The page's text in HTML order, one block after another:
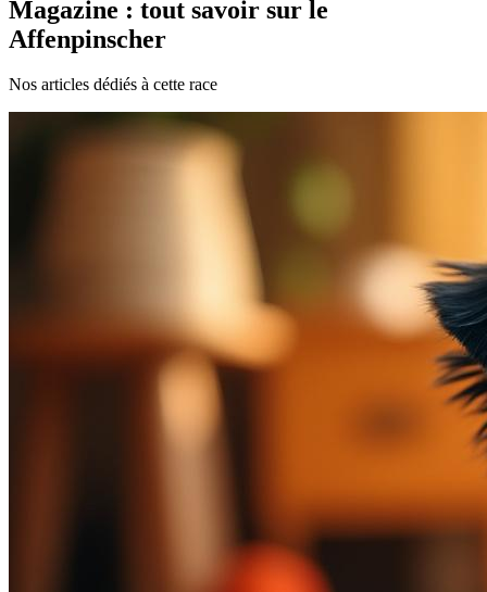
Magazine : tout savoir sur le
Affenpinscher
Nos articles dédiés à cette race